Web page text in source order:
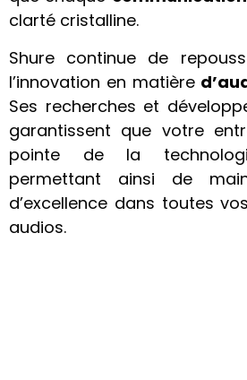
clarté cristalline.
Shure continue de
l’innovation en matière
Ses recherches et
garantissent que votre
pointe de la
permettant ainsi de
d’excellence dans toutes
audios.